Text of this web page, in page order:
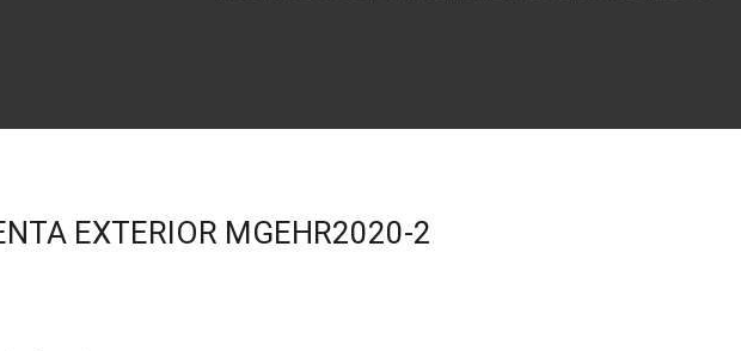
EXTERIOR MGEHR2020-2